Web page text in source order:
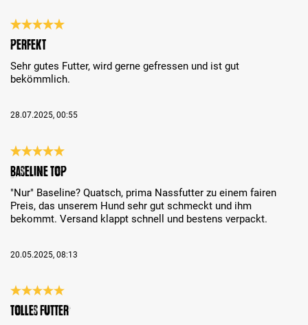
Bewertung mit 5 von 5 Sternen
Perfekt
Sehr gutes Futter, wird gerne gefressen und ist gut
bekömmlich.
28.07.2025, 00:55
Bewertung mit 5 von 5 Sternen
Baseline TOP
"Nur" Baseline? Quatsch, prima Nassfutter zu einem fairen
Preis, das unserem Hund sehr gut schmeckt und ihm
bekommt. Versand klappt schnell und bestens verpackt.
20.05.2025, 08:13
Bewertung mit 5 von 5 Sternen
Tolles Futter